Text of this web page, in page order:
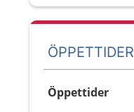
ÖPPETTIDER
Öppettider